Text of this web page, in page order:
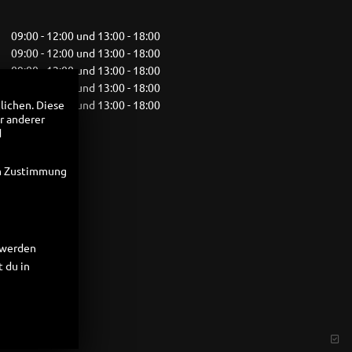
09:00 - 12:00 und 13:00 - 18:00
09:00 - 12:00 und 13:00 - 18:00
09:00 - 12:00 und 13:00 - 18:00
09:00 - 12:00 und 13:00 - 18:00
09:00 - 12:00 und 13:00 - 18:00
10:00 - 13:00
Diese
anderer
Zustimmung
du in